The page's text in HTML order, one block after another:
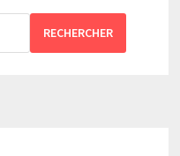
RECHERCHER